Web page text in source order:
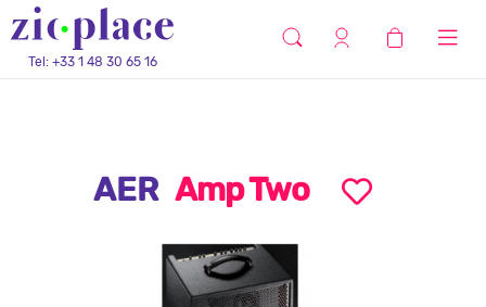
Tel: +33 1 48 30 65 16
AER Amp Two